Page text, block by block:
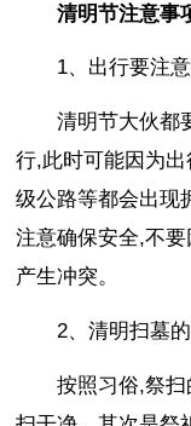
清明节注意事
1、出行要注
清明节大伙都
行,此时可能因为
级公路等都会出现
注意确保安全,不
产生冲突。
2、清明扫墓
按照习俗,祭